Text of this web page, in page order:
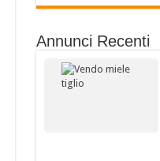
Annunci Recenti